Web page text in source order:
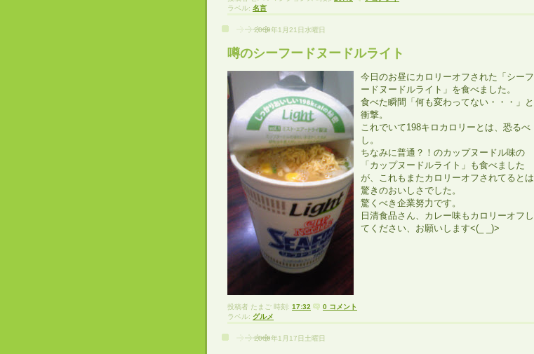
ラベル: 名言
2009年1月21日水曜日
噂のシーフードヌードルライト
今日のお昼にカロリーオフされた「シーフ
ードヌードルライト」を食べました。
食べた瞬間「何も変わってない・・・」と
衝撃。
これでいて198キロカロリーとは、恐るべ
し。
ちなみに普通？！のカップヌードル味の
「カップヌードルライト」も食べました
が、これもまたカロリーオフされてるとは
驚きのおいしさでした。
驚くべき企業努力です。
日清食品さん、カレー味もカロリーオフし
てください、お願いします<(_ _)>
投稿者 たまご 時刻: 17:32
0 コメント
ラベル: グルメ
2009年1月17日土曜日